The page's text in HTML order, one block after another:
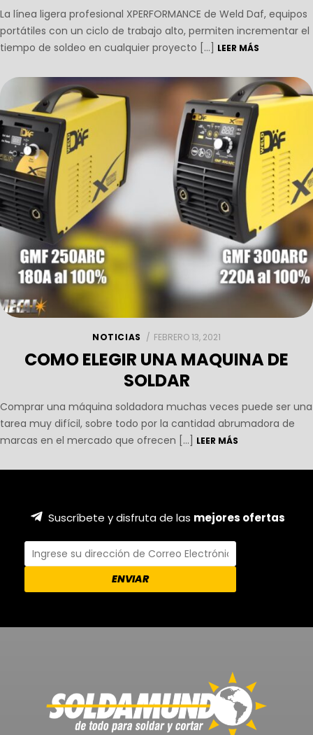
La línea ligera profesional XPERFORMANCE de Weld Daf, equipos
portátiles con un ciclo de trabajo alto, permiten incrementar el
tiempo de soldeo en cualquier proyecto […] LEER MÁS
NOTICIAS FEBRERO 13, 2021
COMO ELEGIR UNA MAQUINA DE
SOLDAR
Comprar una máquina soldadora muchas veces puede ser una
tarea muy difícil, sobre todo por la cantidad abrumadora de
marcas en el mercado que ofrecen […]
LEER MÁS
Suscríbete y disfruta de las mejores ofertas